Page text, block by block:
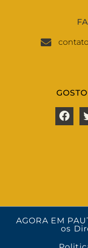
AGORA EM
os